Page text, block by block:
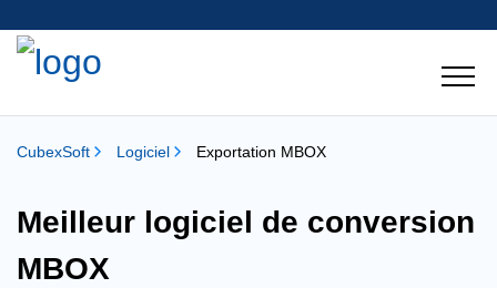
CubexSoft Logiciel Exportation MBOX
Meilleur logiciel de conversion
MBOX